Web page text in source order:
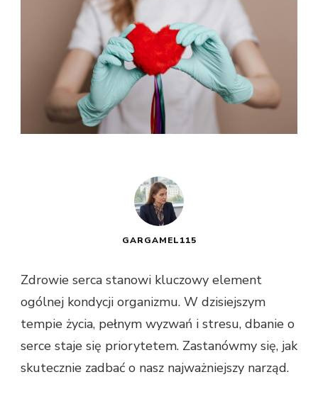
GARGAMEL115
Zdrowie serca stanowi kluczowy element
ogólnej kondycji organizmu. W dzisiejszym
tempie życia, pełnym wyzwań i stresu, dbanie o
serce staje się priorytetem. Zastanówmy się, jak
skutecznie zadbać o nasz najważniejszy narząd.